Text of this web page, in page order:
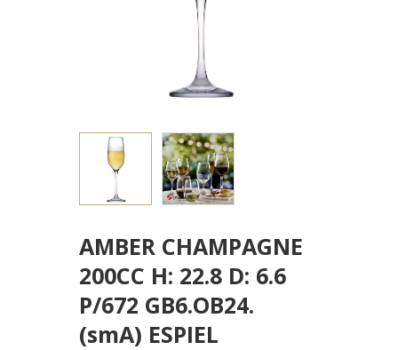
AMBER CHAMPAGNE
200CC H: 22.8 D: 6.6
P/672 GB6.OB24.
(smA) ESPIEL